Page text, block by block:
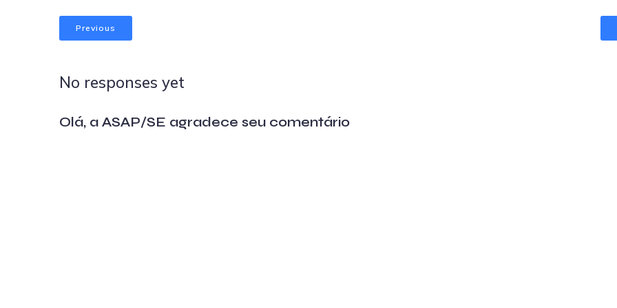
Previous
No responses yet
Olá, a ASAP/SE agradece seu comentário